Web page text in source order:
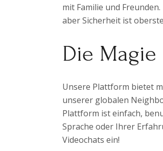
mit Familie und
aber Sicherheit ist
Die
Unsere Plattform bietet
unserer globalen
Plattform ist einfach,
Sprache oder Ihrer
Videochats ein!